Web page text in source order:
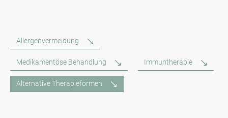
Allergenvermeidung
Medikamentöse Behandlung Immuntherapie
Alternative Therapieformen